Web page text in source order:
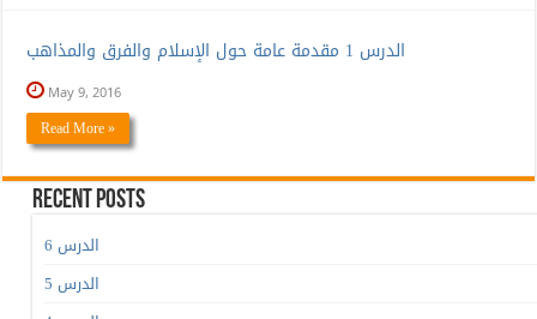
الدرس 1 مقدمة عامة حول الإسلام والفرق والمذاهب
May 9, 2016
Read More »
Recent Posts
الدرس 6
الدرس 5